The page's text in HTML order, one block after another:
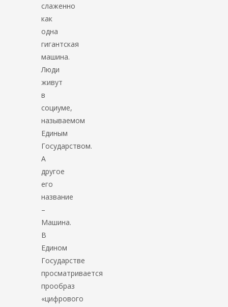
слаженно
как
одна
гигантская
машина.
Люди
живут
в
социуме,
называемом
Единым
Государством.
А
другое
его
название
–
Машина.
В
Едином
Государстве
просматривается
прообраз
«цифрового